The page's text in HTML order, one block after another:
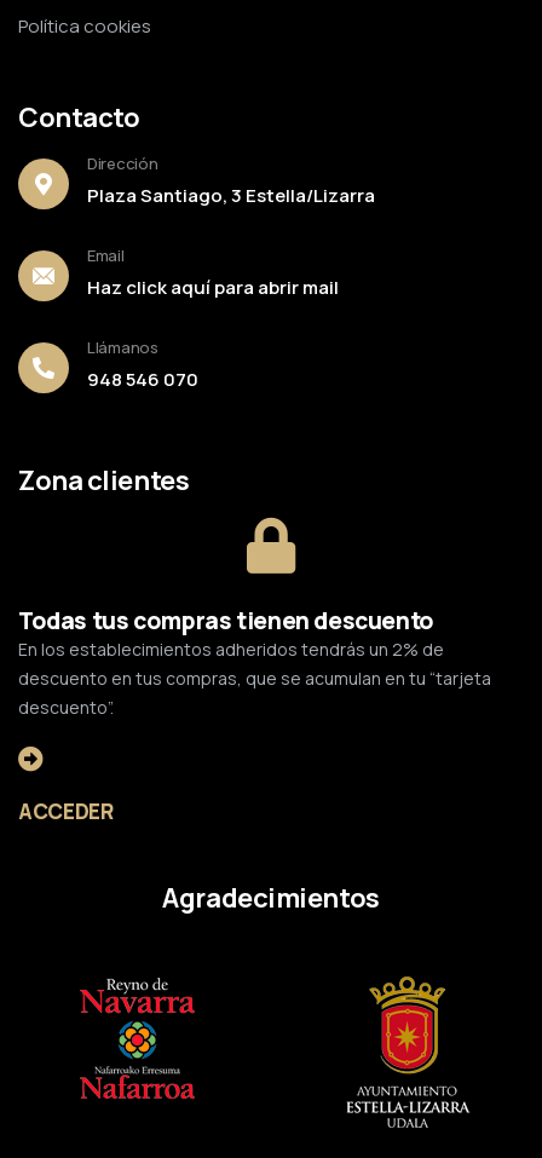
Política cookies
Contacto
Dirección
Plaza Santiago, 3 Estella/Lizarra
Email
Haz click aquí para abrir mail
Llámanos
948 546 070
Zona clientes
Todas tus compras tienen descuento
En los establecimientos adheridos tendrás un 2% de
descuento en tus compras, que se acumulan en tu “tarjeta
descuento”.
ACCEDER
Agradecimientos